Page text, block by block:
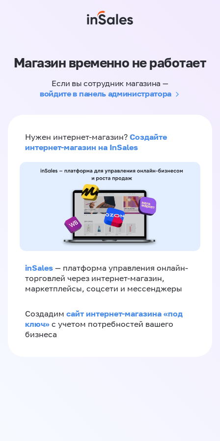
Магазин временно не работает
Если вы сотрудник магазина —
войдите в панель администратора
Нужен интернет-магазин? Создайте
интернет-магазин на InSales
inSales — платформа управления онлайн-
торговлей через интернет-магазин,
маркетплейсы, соцсети и мессенджеры
Создадим сайт интернет-магазина «под
ключ» с учетом потребностей вашего
бизнеса